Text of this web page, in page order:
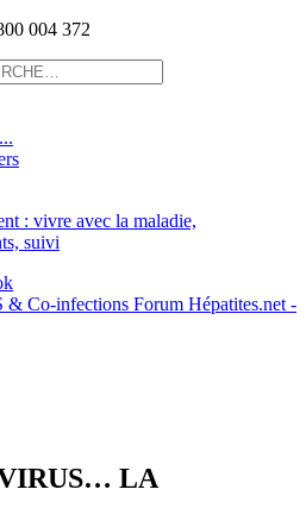
: vivre avec la maladie,
suivi
Forum Hépatites.net -
VIRUS… LA